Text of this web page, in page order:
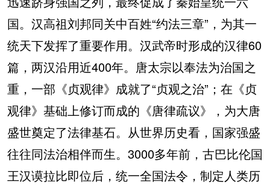
国。汉高祖刘邦同关中百姓“约法三章”，为其一
统天下发挥了重要作用。汉武帝时形成的汉律60
篇，两汉沿用近400年。唐太宗以奉法为治国之
重，一部《贞观律》成就了“贞观之治”；在《贞
观律》基础上修订而成的《唐律疏议》，为大唐
盛世奠定了法律基石。从世界历史看，国家强盛
往往同法治相伴而生。3000多年前，古巴比伦国
王汉谟拉比即位后，统一全国法令，制定人类历